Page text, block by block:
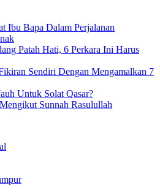
Ibu Bapa Dalam Perjalanan
Patah Hati, 6 Perkara Ini Harus
Sendiri Dengan Mengamalkan 7
Untuk Solat Qasar?
Sunnah Rasulullah